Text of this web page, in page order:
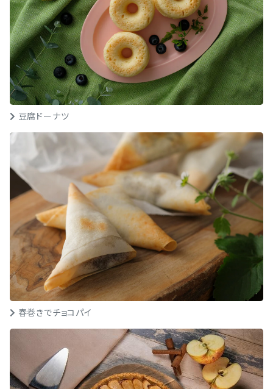
豆腐ドーナツ
春巻きでチョコパイ